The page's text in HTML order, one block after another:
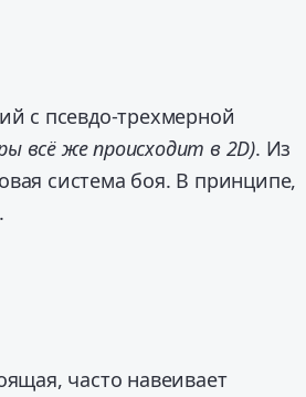
с псевдо-трехмерной
всё же происходит в 2D). Из
система боя. В принципе,
часто навеивает